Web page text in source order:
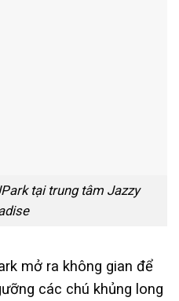
tại trung tâm Jazzy
mở ra không gian để
các chú khủng long